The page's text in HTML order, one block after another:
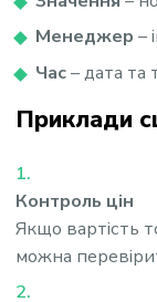
Менеджер –
Час– дата та
Приклади
Контроль цін
Якщо вартість
можна